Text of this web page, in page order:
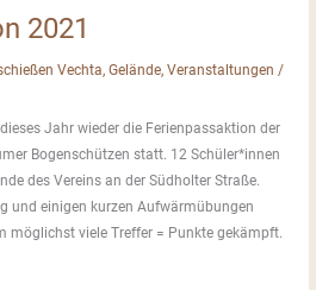
2021
Vechta,Gelände,Veranstaltungen /
Jahr wieder die Ferienpassaktion der
Bogenschützen statt. 12 Schüler*innen
des Vereins an der Südholter Straße.
und einigen kurzen Aufwärmübungen
möglichst viele Treffer = Punkte gekämpft.